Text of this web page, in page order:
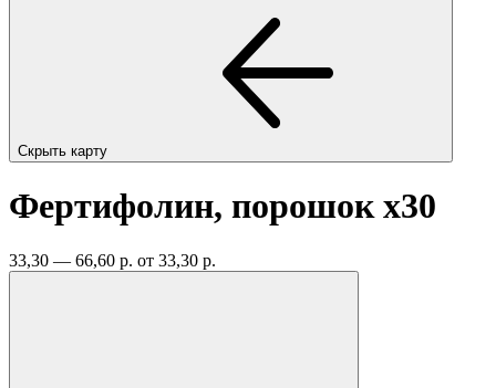
Скрыть карту
Фертифолин, порошокx30
33,30 — 66,60 р. от 33,30 р.